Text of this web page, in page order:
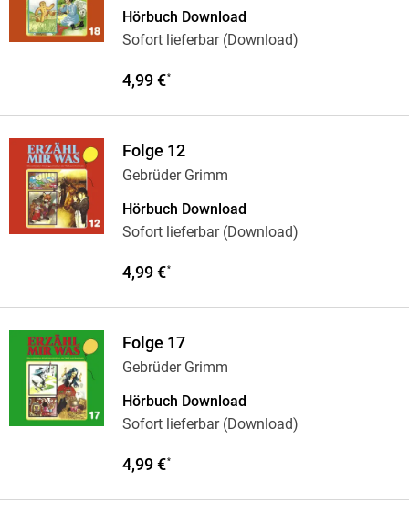
Hörbuch Download
Sofort lieferbar (Download)
4,99 €*
Folge 12
Gebrüder Grimm
Hörbuch Download
Sofort lieferbar (Download)
4,99 €*
Folge 17
Gebrüder Grimm
Hörbuch Download
Sofort lieferbar (Download)
4,99 €*